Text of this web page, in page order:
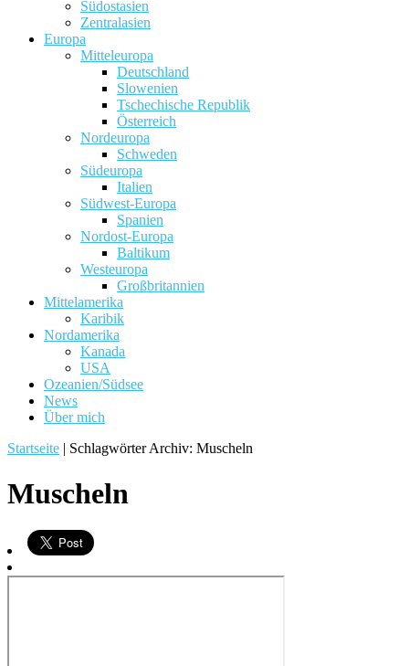
Südostasien
Zentralasien
Europa
Mitteleuropa
Deutschland
Slowenien
Tschechische Republik
Österreich
Nordeuropa
Schweden
Südeuropa
Italien
Südwest-Europa
Spanien
Nordost-Europa
Baltikum
Westeuropa
Großbritannien
Mittelamerika
Karibik
Nordamerika
Kanada
USA
Ozeanien/Südsee
News
Über mich
Startseite | Schlagwörter Archiv: Muscheln
Muscheln